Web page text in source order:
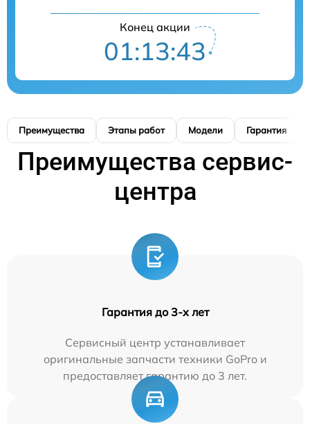
Конец акции
01:13:42
Преимущества Этапы работ Модели Гарантия
Преимущества сервис-
центра
Гарантия до 3-х лет
Сервисный центр устанавливает
оригинальные запчасти техники GoPro и
предоставляет гарантию до 3 лет.